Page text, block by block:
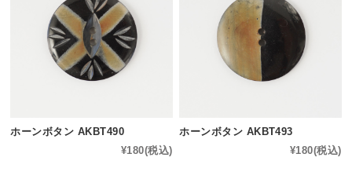
ホーンボタン AKBT490
¥180(税込)
ホーンボタン AKBT493
¥180(税込)